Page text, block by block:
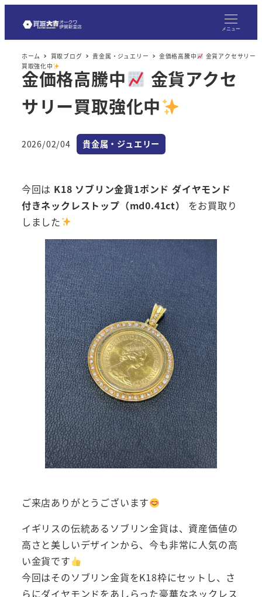
メニュー
ホーム 買取ブログ 貴金属・ジュエリー 金価格高騰中
金貨アクセサリー
買取強化中
金価格高騰中
金貨アクセ
サリー買取強化中
投稿日
2026/02/04 カテゴリー
貴金属・ジュエリー
今回は K18 ソブリン金貨1ポンド ダイヤモンド
付きネックレストップ（md0.41ct）
をお買取り
しました
ご来店ありがとうございます
イギリスの伝統あるソブリン金貨は、資産価値の
高さと美しいデザインから、今も非常に人気の高
い金貨です
今回はそのソブリン金貨をK18枠にセットし、さ
らにダイヤモンドをあしらった豪華なネックレス